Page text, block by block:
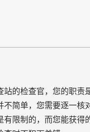
站的检查官，您的职责
不简单，您需要逐一
有限制的，而您能获得